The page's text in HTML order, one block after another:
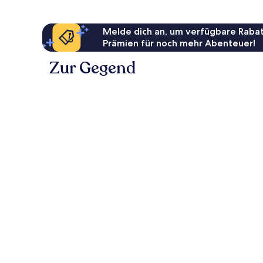
From
Aswan
for
Melde dich an, um verfügbare
Prämien für noch mehr Abenteuer!
Zur Gegend